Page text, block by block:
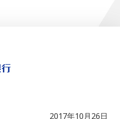
2017年10月26日